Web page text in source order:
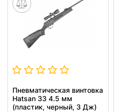
Пневматическая винтовка
Hatsan 33 4.5 мм
(пластик, черный, 3 Дж)